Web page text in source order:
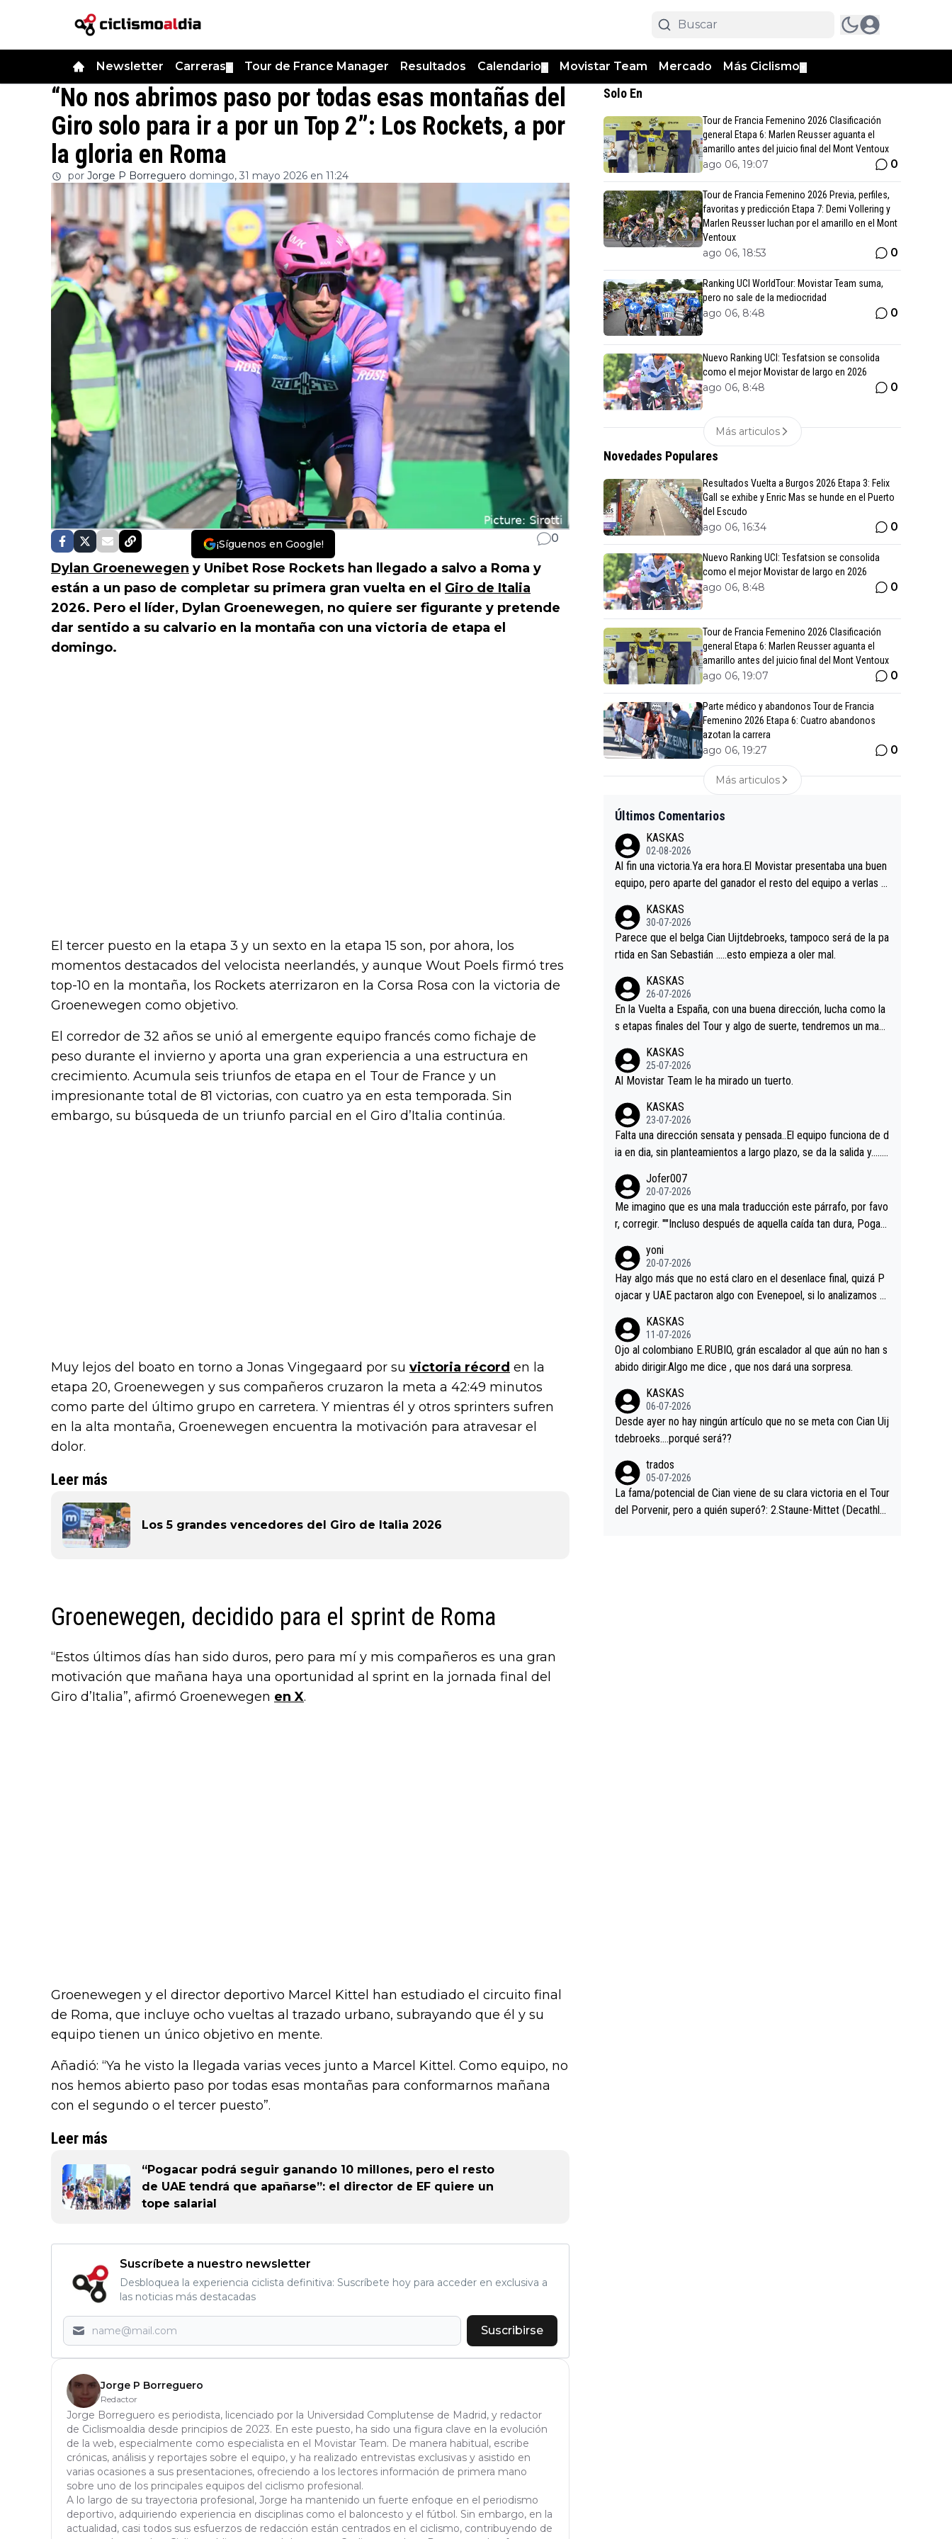
Newsletter Carreras Tour de France Manager Resultados Calendario Movistar Team Mercado Más Ciclismo
“No nos abrimos paso por todas esas montañas del
Giro solo para ir a por un Top 2”: Los Rockets, a por
la gloria en Roma
por Jorge P Borreguero domingo, 31 mayo 2026 en 11:24
¡Síguenos en Google! 0
Dylan Groenewegen y Unibet Rose Rockets han llegado a salvo a Roma y
están a un paso de completar su primera gran vuelta en el Giro de Italia
2026. Pero el líder, Dylan Groenewegen, no quiere ser figurante y pretende
dar sentido a su calvario en la montaña con una victoria de etapa el
domingo.
El tercer puesto en la etapa 3 y un sexto en la etapa 15 son, por ahora, los
momentos destacados del velocista neerlandés, y aunque Wout Poels firmó tres
top-10 en la montaña, los Rockets aterrizaron en la Corsa Rosa con la victoria de
Groenewegen como objetivo.
El corredor de 32 años se unió al emergente equipo francés como fichaje de
peso durante el invierno y aporta una gran experiencia a una estructura en
crecimiento. Acumula seis triunfos de etapa en el Tour de France y un
impresionante total de 81 victorias, con cuatro ya en esta temporada. Sin
embargo, su búsqueda de un triunfo parcial en el Giro d’Italia continúa.
Muy lejos del boato en torno a Jonas Vingegaard por su victoria récord en la
etapa 20, Groenewegen y sus compañeros cruzaron la meta a 42:49 minutos
como parte del último grupo en carretera. Y mientras él y otros sprinters sufren
en la alta montaña, Groenewegen encuentra la motivación para atravesar el
dolor.
Leer más
Los 5 grandes vencedores del Giro de Italia 2026
Groenewegen, decidido para el sprint de Roma
“Estos últimos días han sido duros, pero para mí y mis compañeros es una gran
motivación que mañana haya una oportunidad al sprint en la jornada final del
Giro d’Italia”, afirmó Groenewegen en X.
Groenewegen y el director deportivo Marcel Kittel han estudiado el circuito final
de Roma, que incluye ocho vueltas al trazado urbano, subrayando que él y su
equipo tienen un único objetivo en mente.
Añadió: “Ya he visto la llegada varias veces junto a Marcel Kittel. Como equipo, no
nos hemos abierto paso por todas esas montañas para conformarnos mañana
con el segundo o el tercer puesto”.
Leer más
“Pogacar podrá seguir ganando 10 millones, pero el resto
de UAE tendrá que apañarse”: el director de EF quiere un
tope salarial
Suscríbete a nuestro newsletter
Desbloquea la experiencia ciclista definitiva: Suscríbete hoy para acceder en exclusiva a
las noticias más destacadas
Suscribirse
Jorge P Borreguero
Redactor
Jorge Borreguero es periodista, licenciado por la Universidad Complutense de Madrid, y redactor
de Ciclismoaldia desde principios de 2023. En este puesto, ha sido una figura clave en la evolución
de la web, especialmente como especialista en el Movistar Team. De manera habitual, escribe
crónicas, análisis y reportajes sobre el equipo, y ha realizado entrevistas exclusivas y asistido en
varias ocasiones a sus presentaciones, ofreciendo a los lectores información de primera mano
sobre uno de los principales equipos del ciclismo profesional.
A lo largo de su trayectoria profesional, Jorge ha mantenido un fuerte enfoque en el periodismo
deportivo, adquiriendo experiencia en disciplinas como el baloncesto y el fútbol. Sin embargo, en la
actualidad, casi todos sus esfuerzos de redacción están centrados en el ciclismo, contribuyendo de
Solo En
Tour de Francia Femenino 2026 Clasificación
general Etapa 6: Marlen Reusser aguanta el
amarillo antes del juicio final del Mont Ventoux
ago 06, 19:07 0
Tour de Francia Femenino 2026 Previa, perfiles,
favoritas y predicción Etapa 7: Demi Vollering y
Marlen Reusser luchan por el amarillo en el Mont
Ventoux
ago 06, 18:53 0
Ranking UCI WorldTour: Movistar Team suma,
pero no sale de la mediocridad
ago 06, 8:48 0
Nuevo Ranking UCI: Tesfatsion se consolida
como el mejor Movistar de largo en 2026
ago 06, 8:48 0
Más articulos
Novedades Populares
Resultados Vuelta a Burgos 2026 Etapa 3: Felix
Gall se exhibe y Enric Mas se hunde en el Puerto
del Escudo
ago 06, 16:34 0
Nuevo Ranking UCI: Tesfatsion se consolida
como el mejor Movistar de largo en 2026
ago 06, 8:48 0
Tour de Francia Femenino 2026 Clasificación
general Etapa 6: Marlen Reusser aguanta el
amarillo antes del juicio final del Mont Ventoux
ago 06, 19:07 0
Parte médico y abandonos Tour de Francia
Femenino 2026 Etapa 6: Cuatro abandonos
azotan la carrera
ago 06, 19:27 0
Más articulos
Últimos Comentarios
KASKAS
02-08-2026
Al fin una victoria.Ya era hora.El Movistar presentaba una buen
equipo, pero aparte del ganador el resto del equipo a verlas v
es.La única buena noticia es la mejoría de Enric Más en San S
ebastian.Si en la Vuelta a Burgos sigue la mejoría, podríamos t
ener alguna sorpresa en la Vuelta.Ojalá.
KASKAS
30-07-2026
Parece que el belga Cian Uijtdebroeks, tampoco será de la pa
rtida en San Sebastián …..esto empieza a oler mal.
KASKAS
26-07-2026
En la Vuelta a España, con una buena dirección, lucha como la
s etapas finales del Tour y algo de suerte, tendremos un magn
KASKAS
25-07-2026
Al Movistar Team le ha mirado un tuerto.
KASKAS
23-07-2026
Falta una dirección sensata y pensada..El equipo funciona de d
ia en dia, sin planteamientos a largo plazo, se da la salida y…..v
a, Minguez, Velez etc etc.Me da pena vivir estos momentos t
an tristes sin victorias.
Jofer007
20-07-2026
Me imagino que es una mala traducción este párrafo, por favo
r, corregir. ""Incluso después de aquella caída tan dura, Pogac
rd permaneció pegado a su rueda. Parecía increíble la forma
en la que era capaz de controlar el miedo", recordó."
yoni
20-07-2026
Hay algo más que no está claro en el desenlace final, quizá P
ojacar y UAE pactaron algo con Evenepoel, si lo analizamos P
casi sin pedalear, luego está el saludo con Evenepoel dándose
la mano de una manera muy fraternal, más allá de los típicos t
oques en el hombro con que saludaba a Vingegard. Ahí hubo u
o aprieta, a ver si por querer poner a Del Toro con calzador e
n posición de podio UAE y Pojacar se van complicar el tour.
KASKAS
11-07-2026
Ojo al colombiano E.RUBIO, grán escalador al que aún no han s
abido dirigir.Algo me dice , que nos dará una sorpresa.
KASKAS
06-07-2026
Desde ayer no hay ningún artículo que no se meta con Cian Uij
tdebroeks….porqué será??
trados
05-07-2026
La fama/potencial de Cian viene de su clara victoria en el Tour
del Porvenir, pero a quién superó?: 2.Staune-Mittet (Decathlo